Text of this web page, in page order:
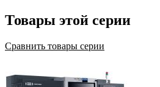
Товары этой серии
Сравнить товары серии